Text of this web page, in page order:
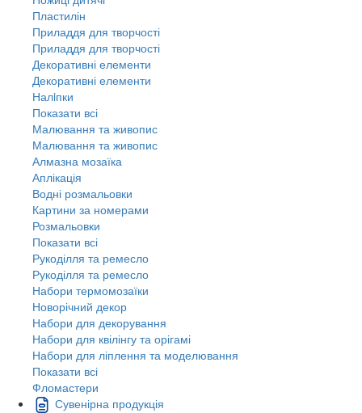
Пластилін
Приладдя для творчості
Приладдя для творчості
Декоративні елементи
Декоративні елементи
Налiпки
Показати всі
Малювання та живопис
Малювання та живопис
Алмазна мозаїка
Аплікація
Водні розмальовки
Картини за номерами
Розмальовки
Показати всі
Рукоділля та ремесло
Рукоділля та ремесло
Набори термомозаїки
Новорічний декор
Набори для декорування
Набори для квілінгу та орігамі
Набори для ліплення та моделювання
Показати всі
Фломастери
Сувенірна продукція